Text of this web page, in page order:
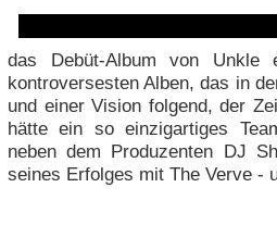
das Debüt-Album von
kontroversesten Alben, das in
und einer Vision folgend, der
hätte ein so einzigartiges
neben dem Produzenten DJ
seines Erfolges mit The Verve -